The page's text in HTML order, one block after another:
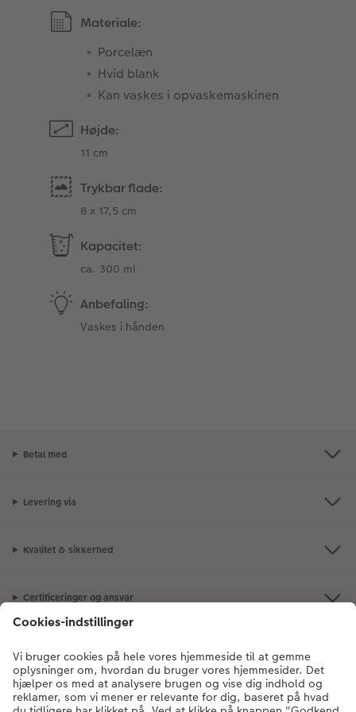
Materiale:
Porcelæn
Hvid blank
Kan vaskes i opvaskemaskinen
Højde:
11 cm
Trykbar flade:
8 x 17,5 cm
Kapacitet:
ca. 300 ml
Anbefaling:
Vaskes i hånden
Betal med
Levering via
Kvalitet & sikkerhed
Certificeringer og ansvar
Om os